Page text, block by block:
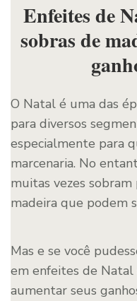
Enfeites de
sobras de
O Natal é uma das
para diversos
especialmente para
marcenaria. No
muitas vezes
madeira que podem
Mas e se você
em enfeites de Natal
aumentar seus